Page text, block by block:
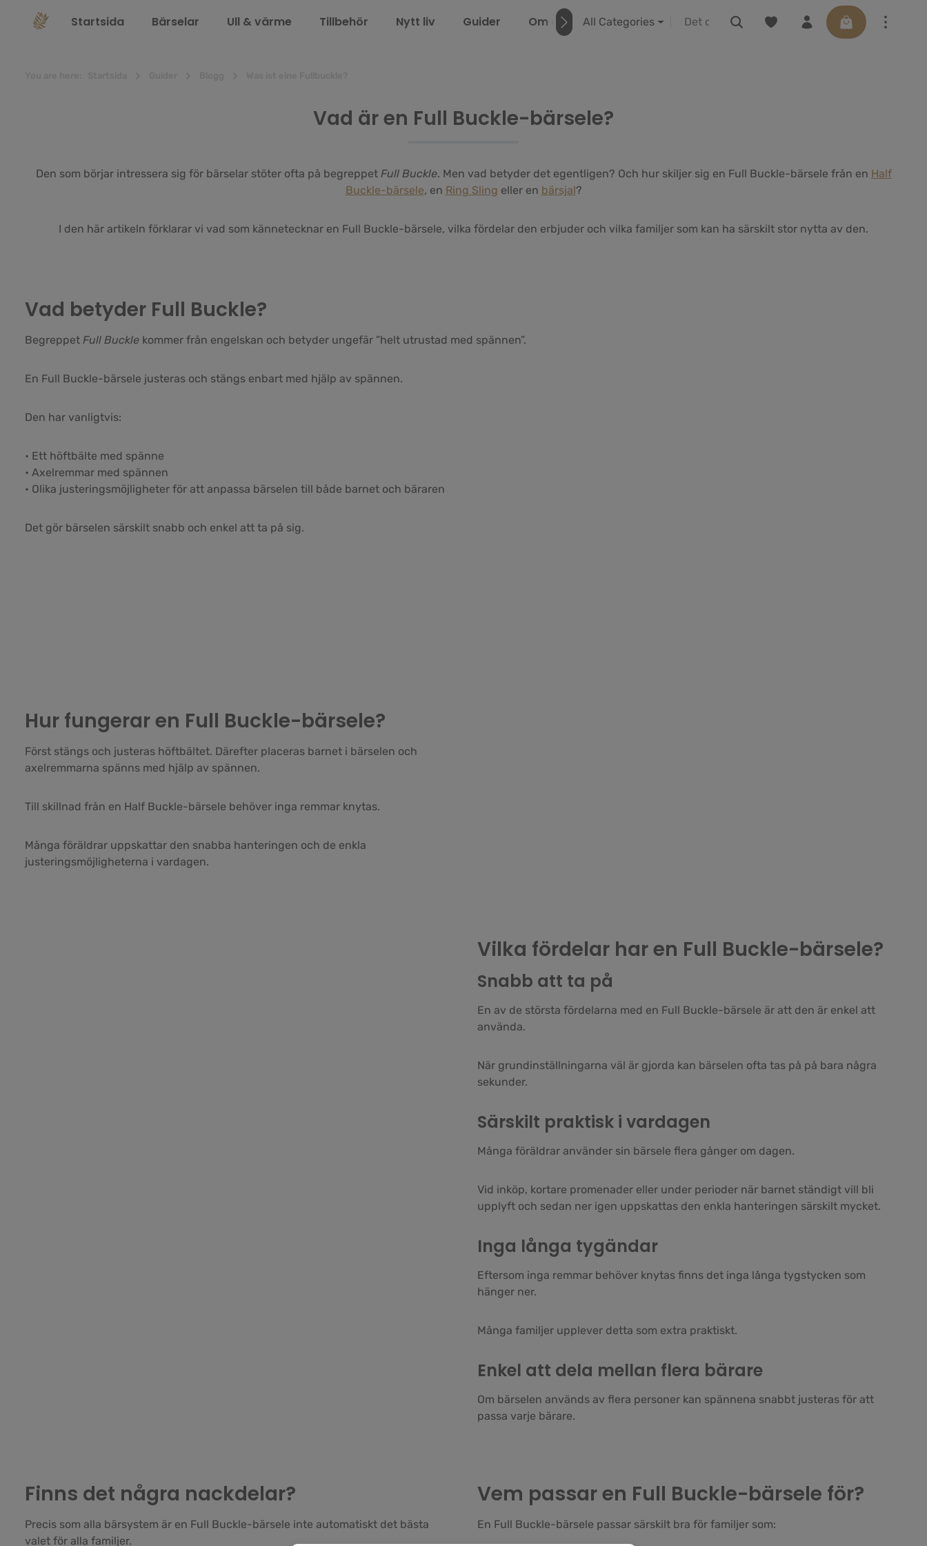
Hoppa till huvudnavigering
Startsida Bärselar Ull & värme Tillbehör Nytt liv Guider Om oss LELIBA vor Ort erleben Presentkort
All Categories
Du har 0 objekt i önskelistan
Varukorgen
Vad är en Full Buckle-bärsele?
Den som börjar intressera sig för bärselar stöter ofta på begreppet Full Buckle. Men vad betyder det egentligen? Och hur skiljer sig en Full Buckle-bärsele från en Half
Buckle-bärsele, en Ring Sling eller en bärsjal?
I den här artikeln förklarar vi vad som kännetecknar en Full Buckle-bärsele, vilka fördelar den erbjuder och vilka familjer som kan ha särskilt stor nytta av den.
Vad betyder Full Buckle?
Begreppet Full Buckle kommer från engelskan och betyder ungefär ”helt utrustad med spännen”.
En Full Buckle-bärsele justeras och stängs enbart med hjälp av spännen.
Den har vanligtvis:
• Ett höftbälte med spänne
• Axelremmar med spännen
• Olika justeringsmöjligheter för att anpassa bärselen till både barnet och bäraren
Det gör bärselen särskilt snabb och enkel att ta på sig.
Hur fungerar en Full Buckle-bärsele?
Först stängs och justeras höftbältet. Därefter placeras barnet i bärselen och
axelremmarna spänns med hjälp av spännen.
Till skillnad från en Half Buckle-bärsele behöver inga remmar knytas.
Många föräldrar uppskattar den snabba hanteringen och de enkla
justeringsmöjligheterna i vardagen.
Vilka fördelar har en Full Buckle-bärsele?
Snabb att ta på
En av de största fördelarna med en Full Buckle-bärsele är att den är enkel att
använda.
När grundinställningarna väl är gjorda kan bärselen ofta tas på på bara några
sekunder.
Särskilt praktisk i vardagen
Många föräldrar använder sin bärsele flera gånger om dagen.
Vid inköp, kortare promenader eller under perioder när barnet ständigt vill bli
upplyft och sedan ner igen uppskattas den enkla hanteringen särskilt mycket.
Inga långa tygändar
Eftersom inga remmar behöver knytas finns det inga långa tygstycken som
hänger ner.
Många familjer upplever detta som extra praktiskt.
Enkel att dela mellan flera bärare
Om bärselen används av flera personer kan spännena snabbt justeras för att
passa varje bärare.
Finns det några nackdelar?
Precis som alla bärsystem är en Full Buckle-bärsele inte automatiskt det bästa
valet för alla familjer.
Vem passar en Full Buckle-bärsele för?
En Full Buckle-bärsele passar särskilt bra för familjer som: